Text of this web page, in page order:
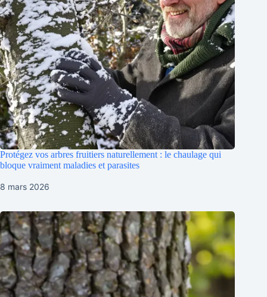
Protégez vos arbres fruitiers naturellement : le chaulage qui
bloque vraiment maladies et parasites
8 mars 2026